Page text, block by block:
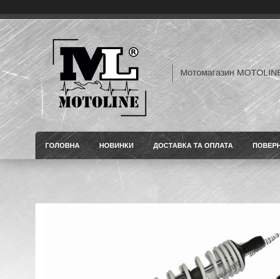
Мотомагазин
ГОЛОВНА НОВИНКИ ДОСТАВКА ТА ОПЛАТА